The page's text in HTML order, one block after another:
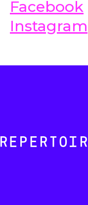
Facebook
Instagram